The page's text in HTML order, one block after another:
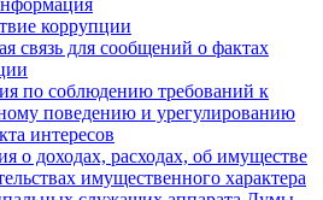
коррупции
связь для сообщений о фактах
по соблюдению требований к
поведению и урегулированию
интересов
о доходах, расходах, об имуществе
имущественного характера